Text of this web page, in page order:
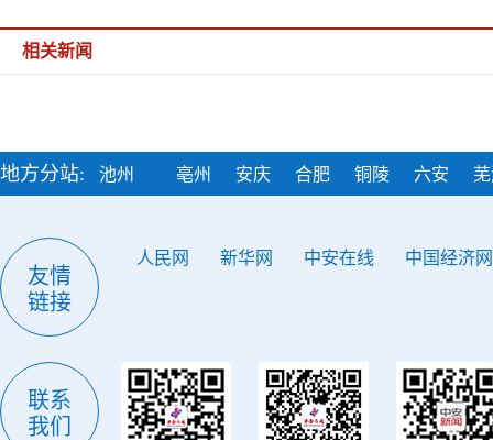
相关新闻
地方分站: 池州 亳州 安庆 合肥 铜陵 六安
友情
链接
人民网 新华网 中安在线 中国经济网
联系
我们